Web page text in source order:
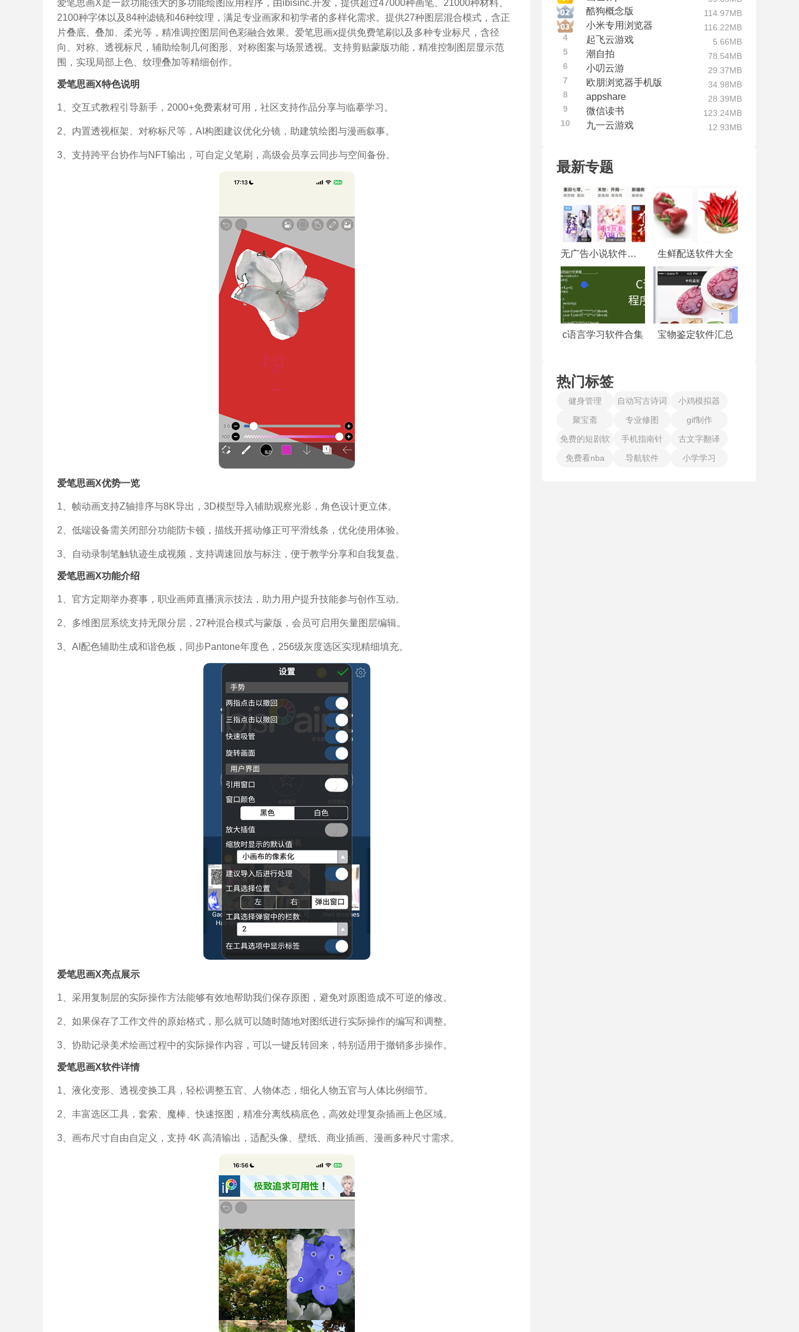
爱笔思画X是一款功能强大的多功能绘图应用程序，由ibisinc.开发，提供超过47000种画笔、21000种材料、
2100种字体以及84种滤镜和46种纹理，满足专业画家和初学者的多样化需求。提供27种图层混合模式，含正
片叠底、叠加、柔光等，精准调控图层间色彩融合效果。爱笔思画x提供免费笔刷以及多种专业标尺，含径
向、对称、透视标尺，辅助绘制几何图形、对称图案与场景透视。支持剪贴蒙版功能，精准控制图层显示范
围，实现局部上色、纹理叠加等精细创作。
爱笔思画X特色说明
1、交互式教程引导新手，2000+免费素材可用，社区支持作品分享与临摹学习。
2、内置透视框架、对称标尺等，AI构图建议优化分镜，助建筑绘图与漫画叙事。
3、支持跨平台协作与NFT输出，可自定义笔刷，高级会员享云同步与空间备份。
爱笔思画X优势一览
1、帧动画支持Z轴排序与8K导出，3D模型导入辅助观察光影，角色设计更立体。
2、低端设备需关闭部分功能防卡顿，描线开摇动修正可平滑线条，优化使用体验。
3、自动录制笔触轨迹生成视频，支持调速回放与标注，便于教学分享和自我复盘。
爱笔思画X功能介绍
1、官方定期举办赛事，职业画师直播演示技法，助力用户提升技能参与创作互动。
2、多维图层系统支持无限分层，27种混合模式与蒙版，会员可启用矢量图层编辑。
3、AI配色辅助生成和谐色板，同步Pantone年度色，256级灰度选区实现精细填充。
爱笔思画X亮点展示
1、采用复制层的实际操作方法能够有效地帮助我们保存原图，避免对原图造成不可逆的修改。
2、如果保存了工作文件的原始格式，那么就可以随时随地对图纸进行实际操作的编写和调整。
3、协助记录美术绘画过程中的实际操作内容，可以一键反转回来，特别适用于撤销多步操作。
爱笔思画X软件详情
1、液化变形、透视变换工具，轻松调整五官、人物体态，细化人物五官与人体比例细节。
2、丰富选区工具，套索、魔棒、快速抠图，精准分离线稿底色，高效处理复杂插画上色区域。
3、画布尺寸自由自定义，支持 4K 高清输出，适配头像、壁纸、商业插画、漫画多种尺寸需求。
酷狗概念版 114.97MB
小米专用浏览器
116.22MB
4
起飞云游戏
5.66MB
5
潮自拍
78.54MB
6
小叨云游
29.37MB
7
欧朋浏览器手机版
34.98MB
8
appshare
28.39MB
9
微信读书
123.24MB
10
九一云游戏 12.93MB
最新专题
无广告小说软件推荐 生鲜配送软件大全
c语言学习软件合集 宝物鉴定软件汇总
热门标签
健身管理 自动写古诗词
小鸡模拟器
聚宝斋
专业修图
gif制作
免费的短剧软
件
手机指南针
古文字翻译
免费看nba
导航软件 小学学习